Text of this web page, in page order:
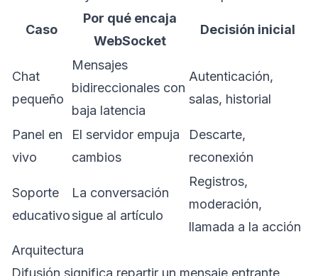
Caso
Por qué encaja
WebSocket
Decisión inicial
Chat
pequeño
Mensajes
bidireccionales con
baja latencia
Autenticación,
salas, historial
Panel en
vivo
El servidor empuja
cambios
Descarte,
reconexión
Soporte
educativo
La conversación
sigue al artículo
Registros,
moderación,
llamada a la acción
Arquitectura
Difusión significa repartir un mensaje entrante